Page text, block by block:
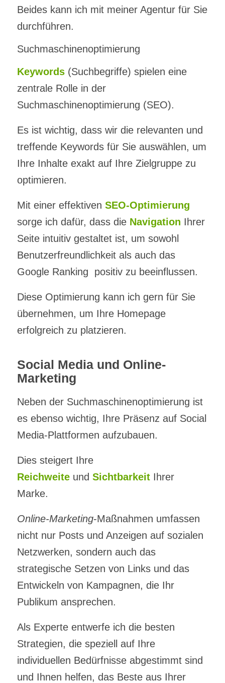
Beides kann ich mit meiner Agentur für Sie
durchführen.
Suchmaschinenoptimierung
Keywords(Suchbegriffe) spielen eine
zentrale Rolle in der
Suchmaschinenoptimierung (SEO).
Es ist wichtig, dass wir die relevanten und
treffende Keywords für Sie auswählen, um
Ihre Inhalte exakt auf Ihre Zielgruppe zu
optimieren.
Mit einer effektiven SEO-Optimierung
sorge ich dafür, dass die Navigation Ihrer
Seite intuitiv gestaltet ist, um sowohl
Benutzerfreundlichkeit als auch das
Google Ranking positiv zu beeinflussen.
Diese Optimierung kann ich gern für Sie
übernehmen, um Ihre Homepage
erfolgreich zu platzieren.
Social Media und Online-
Marketing
Neben der Suchmaschinenoptimierung ist
es ebenso wichtig, Ihre Präsenz auf Social
Media-Plattformen aufzubauen.
Dies steigert Ihre
Reichweiteund SichtbarkeitIhrer
Marke.
Online-Marketing-Maßnahmen umfassen
nicht nur Posts und Anzeigen auf sozialen
Netzwerken, sondern auch das
strategische Setzen von Links und das
Entwickeln von Kampagnen, die Ihr
Publikum ansprechen.
Als Experte entwerfe ich die besten
Strategien, die speziell auf Ihre
individuellen Bedürfnisse abgestimmt sind
und Ihnen helfen, das Beste aus Ihrer